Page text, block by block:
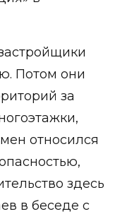
Потом они
за
относился
здесь
в беседе с